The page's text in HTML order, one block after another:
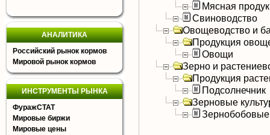
АНАЛИТИКА
Российский рынок кормов
Мировой рынок кормов
ИНСТРУМЕНТЫ РЫНКА
ФуражСТАТ
Мировые биржи
Мировые цены
Мясная
Свиноводство
Овощеводство и
Продукция
Овощи
Зерно и
Продукция
Подсолнечник
Зерновые
Зернобобовые